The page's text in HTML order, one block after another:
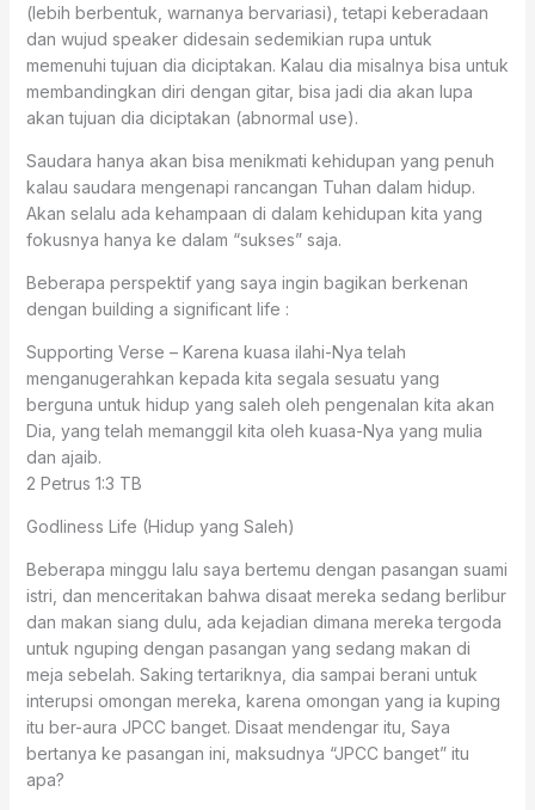
(lebih berbentuk, warnanya bervariasi), tetapi keberadaan
dan wujud speaker didesain sedemikian rupa untuk
memenuhi tujuan dia diciptakan. Kalau dia misalnya bisa untuk
membandingkan diri dengan gitar, bisa jadi dia akan lupa
akan tujuan dia diciptakan (abnormal use).
Saudara hanya akan bisa menikmati kehidupan yang penuh
kalau saudara mengenapi rancangan Tuhan dalam hidup.
Akan selalu ada kehampaan di dalam kehidupan kita yang
fokusnya hanya ke dalam “sukses” saja.
Beberapa perspektif yang saya ingin bagikan berkenan
dengan building a significant life :
Supporting Verse – Karena kuasa ilahi-Nya telah
menganugerahkan kepada kita segala sesuatu yang
berguna untuk hidup yang saleh oleh pengenalan kita akan
Dia, yang telah memanggil kita oleh kuasa-Nya yang mulia
dan ajaib.
2 Petrus 1:3 TB
Godliness Life (Hidup yang Saleh)
Beberapa minggu lalu saya bertemu dengan pasangan suami
istri, dan menceritakan bahwa disaat mereka sedang berlibur
dan makan siang dulu, ada kejadian dimana mereka tergoda
untuk nguping dengan pasangan yang sedang makan di
meja sebelah. Saking tertariknya, dia sampai berani untuk
interupsi omongan mereka, karena omongan yang ia kuping
itu ber-aura JPCC banget. Disaat mendengar itu, Saya
bertanya ke pasangan ini, maksudnya “JPCC banget” itu
apa?